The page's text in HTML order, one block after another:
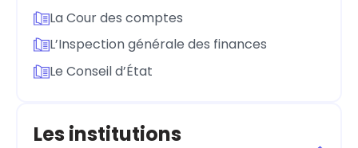
La Cour des comptes
L’Inspection générale des finances
Le Conseil d’État
Les institutions